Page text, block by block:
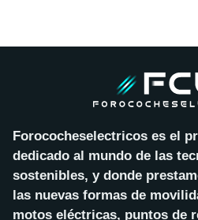
Forococheselectricos es el
dedicado al mundo de las
sostenibles, y donde
las nuevas formas de
motos eléctricas, puntos de